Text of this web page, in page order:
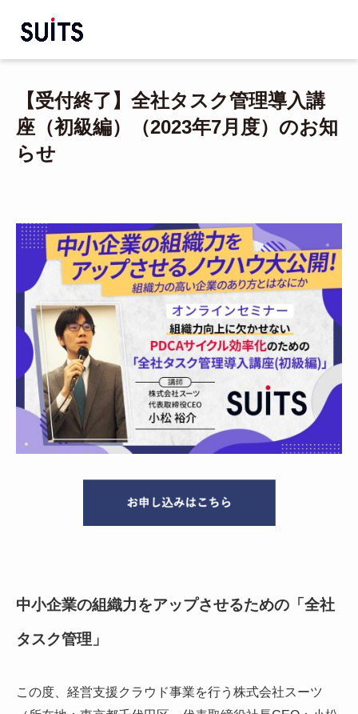
【受付終了】全社タスク管理導入講
座（初級編）（2023年7月度）のお知
らせ
中小企業の組織力をアップさせるための「全社
タスク管理」
この度、経営支援クラウド事業を行う株式会社スーツ